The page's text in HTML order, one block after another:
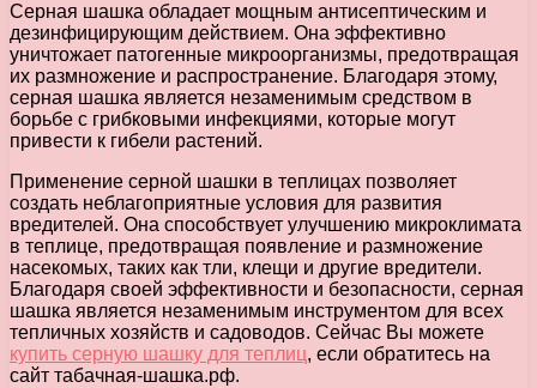
Серная шашка обладает мощным антисептическим и
дезинфицирующим действием. Она эффективно
уничтожает патогенные микроорганизмы, предотвращая
их размножение и распространение. Благодаря этому,
серная шашка является незаменимым средством в
борьбе с грибковыми инфекциями, которые могут
привести к гибели растений.
Применение серной шашки в теплицах позволяет
создать неблагоприятные условия для развития
вредителей. Она способствует улучшению микроклимата
в теплице, предотвращая появление и размножение
насекомых, таких как тли, клещи и другие вредители.
Благодаря своей эффективности и безопасности, серная
шашка является незаменимым инструментом для всех
тепличных хозяйств и садоводов. Сейчас Вы можете
купить серную шашку для теплиц, если обратитесь на
сайт табачная-шашка.рф.